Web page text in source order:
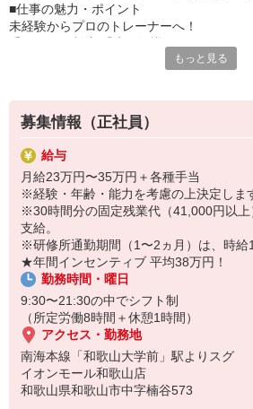
私たちが提供するのは、単なるマッサー
プロアスリートも認める独自技術「コア
お客様の身体の悩みを根本から解決し、
ストレッチ専門店「Dr.stretch」
当社は全国で240店舗以上を展開する
「Dr.stretch」のFC店です。
ストレッチトレーナーとして、地域の健康
一緒に支えていきませんか。
■仕事の魅力・ポイント
未経験からプロのトレーナーへ！
未経験からスタートし、一生役立つスキル
ます 。
「ありがとう」がダイレクトに届くやりが
い、
身体の変化を一緒に喜び合えるのがこの仕
「体が軽くなった！」「おかげで柔軟が伸
共有できます 。
同世代の仲間と切磋琢磨できる環境 ！
20代の先輩スタッフを中心に、
スポーツや身体を動かすことが好きなメン
■仕事の流れ
・開店準備
清掃・レジ確認・予約情報の共有・朝礼
・施術（40分〜120分）
もっと見る
募集情報（正社員）
給与
月給23万円〜35万円＋各種手当
※経験・年齢・能力を考慮の上決定しま
※30時間分の固定残業代（41,000円以上
支給。
※研修所通勤期間（1〜2ヵ月）は、時給
★年間インセンティブ 平均38万円！
勤務時間・曜日
9:30〜21:30の中でシフト制
（所定労働8時間＋休憩1時間）
アクセス・勤務地
南海本線「和歌山大学前」駅よりスグ
イオンモール和歌山店
和歌山県和歌山市中字楠谷573